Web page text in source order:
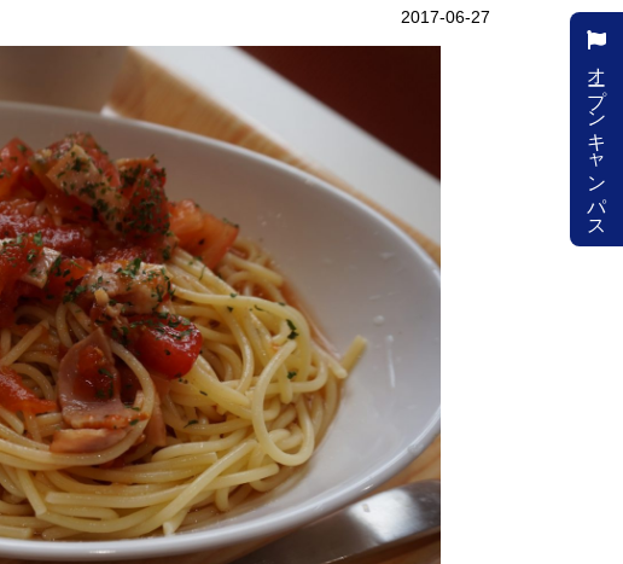
2017-06-27
オープンキャンパス